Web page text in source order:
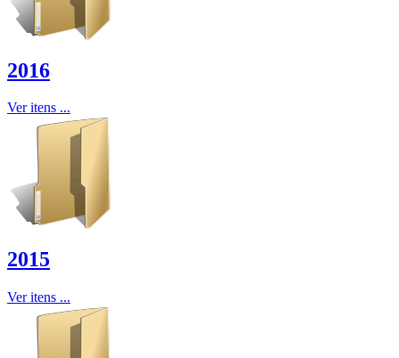
2016
Ver itens ...
2015
Ver itens ...